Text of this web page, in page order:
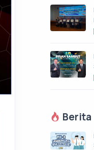
Berita